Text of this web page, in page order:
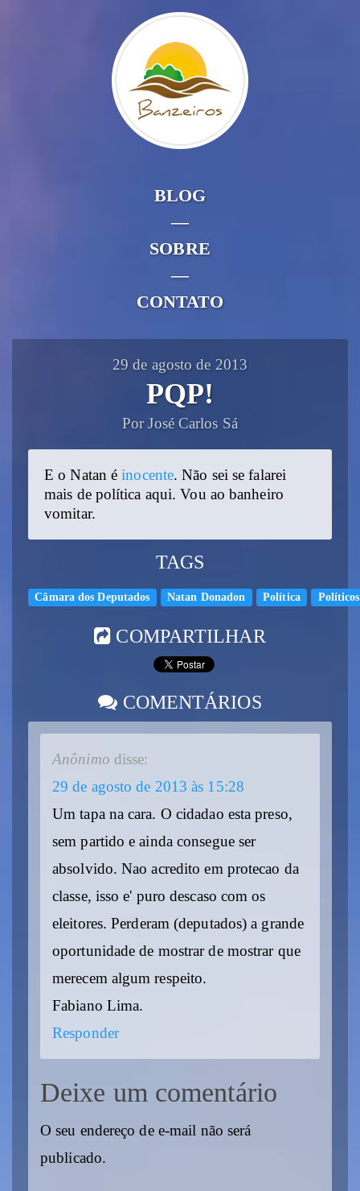
BLOG
—
SOBRE
—
CONTATO
29 de agosto de 2013
PQP!
Por José Carlos Sá
E o Natan éinocente. Não sei se falarei
mais de política aqui. Vou ao banheiro
vomitar.
TAGS
Câmara dos Deputados Natan Donadon Política
COMPARTILHAR
COMENTÁRIOS
Anônimo disse:
29 de agosto de 2013 às 15:28
Um tapa na cara. O cidadao esta preso,
sem partido e ainda consegue ser
absolvido. Nao acredito em protecao da
classe, isso e' puro descaso com os
eleitores. Perderam (deputados) a grande
oportunidade de mostrar de mostrar que
merecem algum respeito.
Fabiano Lima.
Responder
Deixe um comentário
O seu endereço de e-mail não será
publicado.